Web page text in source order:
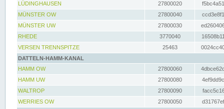
LÜDINGHAUSEN
27800020
MÜNSTER OW
27800040
MÜNSTER UW
27800030
RHEDE
3770040
VERSEN TRENNSPITZE
25463
DATTELN-HAMM-KANAL
HAMM OW
27800060
HAMM UW
27800080
WALTROP
27800090
WERRIES OW
27800050